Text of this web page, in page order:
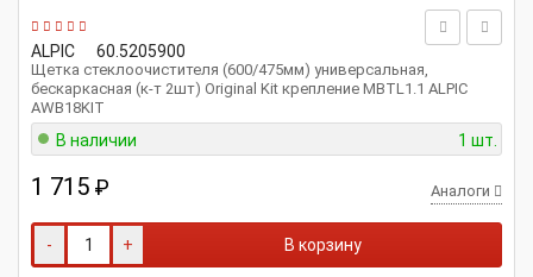
ALPIC 60.5205900
Щетка стеклоочистителя (600/475мм) универсальная,
бескаркасная (к-т 2шт) Original Kit крепление MBTL1.1 ALPIC
AWB18KIT
В наличии 1 шт.
1 715 ₽ Аналоги
- + В корзину